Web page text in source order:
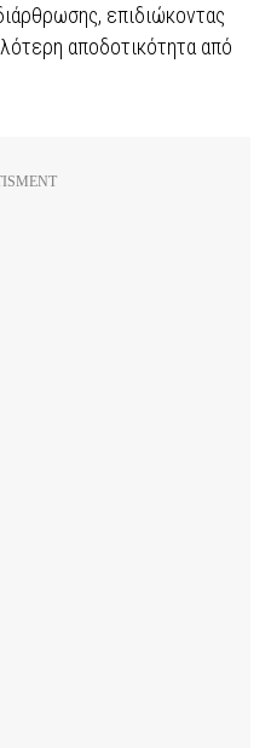
επιδιώκοντας
αποδοτικότητα από